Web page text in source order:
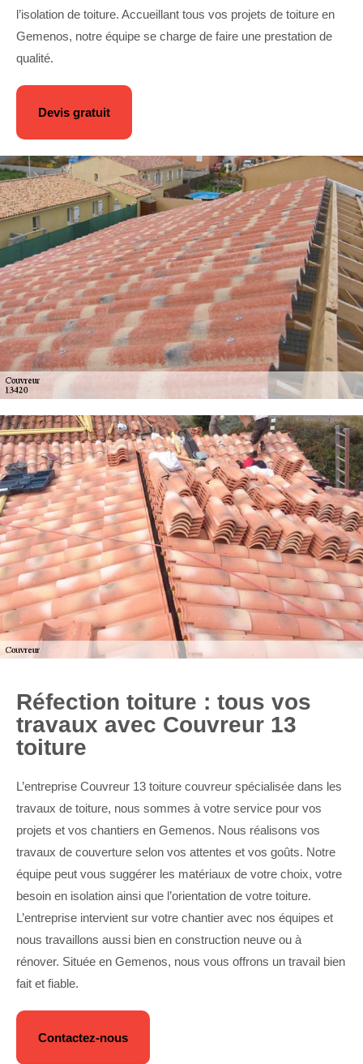
l’isolation de toiture. Accueillant tous vos projets de toiture en
Gemenos, notre équipe se charge de faire une prestation de
qualité.
Devis gratuit
Réfection toiture : tous vos
travaux avec Couvreur 13
toiture
L’entreprise Couvreur 13 toiture couvreur spécialisée dans les
travaux de toiture, nous sommes à votre service pour vos
projets et vos chantiers en Gemenos. Nous réalisons vos
travaux de couverture selon vos attentes et vos goûts. Notre
équipe peut vous suggérer les matériaux de votre choix, votre
besoin en isolation ainsi que l’orientation de votre toiture.
L’entreprise intervient sur votre chantier avec nos équipes et
nous travaillons aussi bien en construction neuve ou à
rénover. Située en Gemenos, nous vous offrons un travail bien
fait et fiable.
Contactez-nous